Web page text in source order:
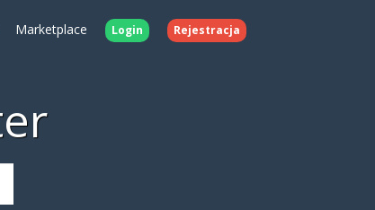
Marketplace Login Rejestracja